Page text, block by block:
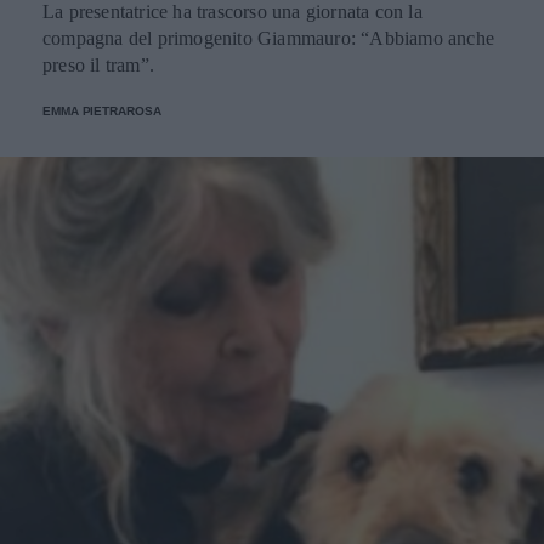
La presentatrice ha trascorso una giornata con la
compagna del primogenito Giammauro: “Abbiamo anche
preso il tram”.
EMMA PIETRAROSA